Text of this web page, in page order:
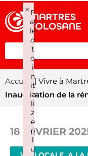
Accueil| Vivre à
Inauguration de la
18 FÉVRIER
F
ai
le
d
t
o
i
n
it
ia
li
z
e
p
l
u
×